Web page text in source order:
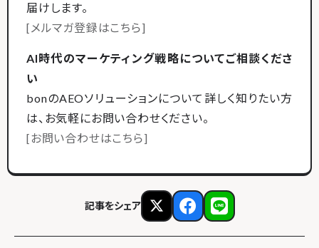
届けします。
[メルマガ登録はこちら]
AI時代のマーケティング戦略についてご相談くださ
い
bonのAEOソリューションについて詳しく知りたい方
は、お気軽にお問い合わせください。
[お問い合わせはこちら]
記事をシェア